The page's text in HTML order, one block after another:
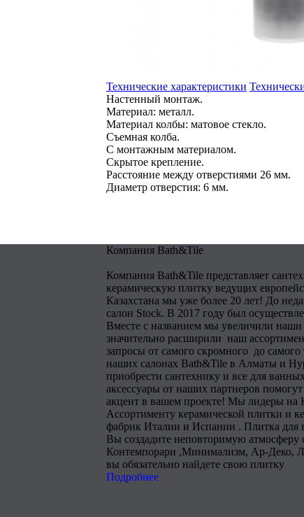
Технические характеристики
Настенный монтаж.
Материал: металл.
Материал колбы: матовое стекло.
Съемная колба.
С монтажным материалом.
Скрытое крепление.
Расстояние между отверстиями 26 мм.
Диаметр отверстия: 6 мм.
Компания Bath&Tile
Компания Bath&Tile представляет
керамическую плитку ведущих
Казахстана мы уже более 20 лет! До
салон Stock. В 2017 году был
Вместе с названием мы увеличили
значительно расширили наш
запросы от самого скромного до самого
наших салонах Bath&Tile в Алматы и
приобрести сантехнику и все для
аксессуары от наших партнеров
акцент в вашем проекте! Мы лидеры на
Ассортименту керамической плитки и
фабрик Италии и Испании . Плитка для
Вы создадите неповторимую атмосферу
Контемпорари ,Минимализм, Ар-Деко,
вы обязательно найдете свою плитку
Подробнее